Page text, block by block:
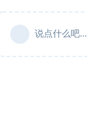
说点什么吧...